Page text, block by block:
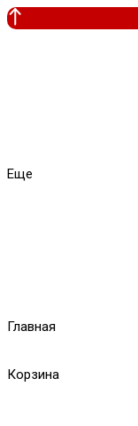
Еще
Главная
Корзина